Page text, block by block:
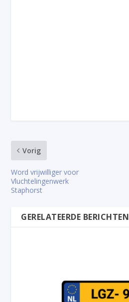
Vorig
Word vrijwilliger voor
Vluchtelingenwerk
Staphorst
GERELATEERDE BERICHTEN